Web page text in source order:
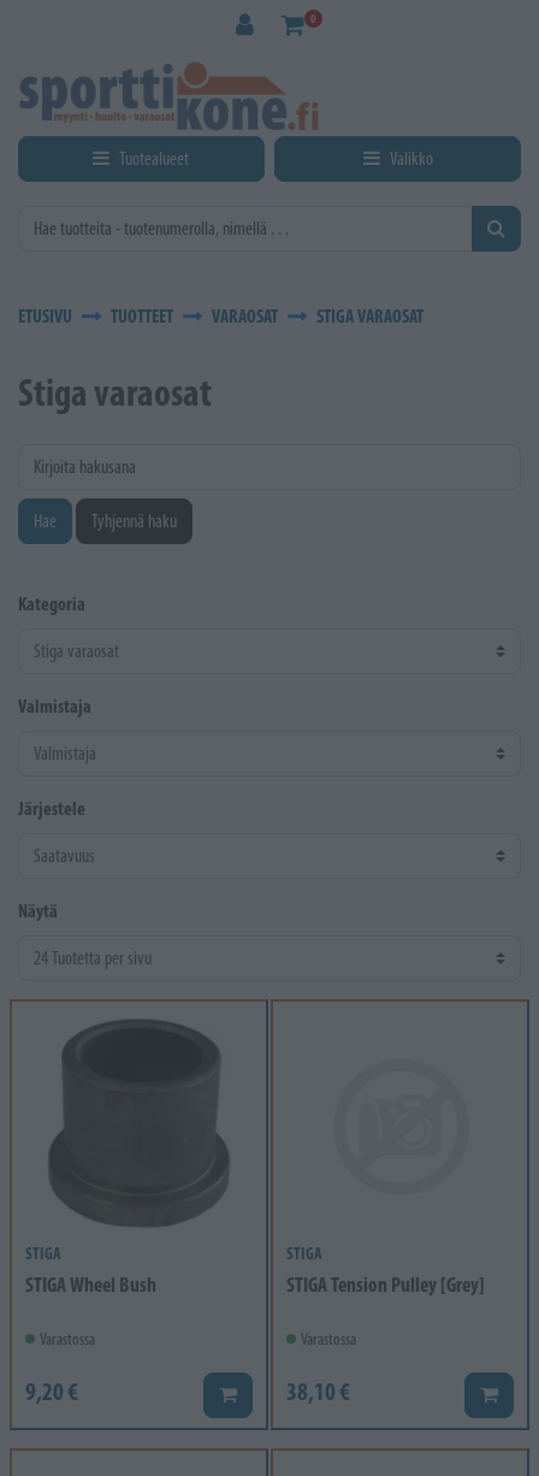
0
Tuotealueet Valikko
ETUSIVU TUOTTEET VARAOSAT STIGA VARAOSAT
Stiga varaosat
Kirjoita hakusana
Hae Tyhjennä haku
Kategoria
Valmistaja
Järjestele
Näytä
STIGA
STIGA Wheel Bush
Varastossa
9,20 € Lisää koriin
STIGA
STIGA Tension Pulley [Grey]
Varastossa
38,10 € Lisää